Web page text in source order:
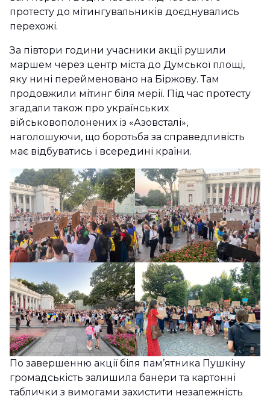
протесту до мітингувальників доєднувались
перехожі.
За півтори години учасники акції рушили
маршем через центр міста до Думської площі,
яку нині перейменовано на Біржову. Там
продовжили мітинг біля мерії. Під час протесту
згадали також про українських
військовополонених із «Азовсталі»,
наголошуючи, що боротьба за справедливість
має відбуватись і всередині країни.
По завершенню акції біля пам’ятника Пушкіну
громадськість залишила банери та картонні
таблички з вимогами захистити незалежність